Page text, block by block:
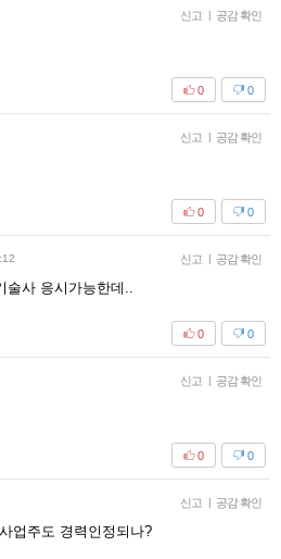
신고 | 공감 확인
0
0
신고 | 공감 확인
0
0
신고 | 공감 확인
술사 응시가능한데..
0
0
신고 | 공감 확인
0
0
신고 | 공감 확인
업주도 경력인정되나?